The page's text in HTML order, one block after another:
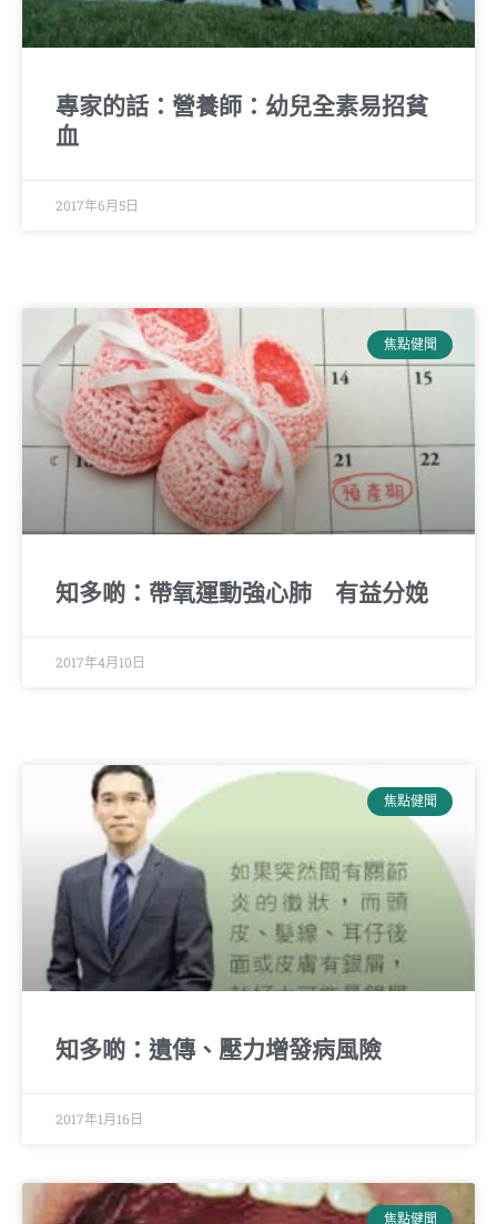
專家的話：營養師：幼兒全素易招貧
血
2017年6月5日
焦點健聞
知多啲：帶氧運動強心肺 有益分娩
2017年4月10日
焦點健聞
知多啲：遺傳、壓力增發病風險
2017年1月16日
焦點健聞